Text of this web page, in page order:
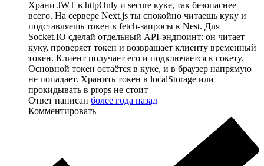
Храни JWT в httpOnly и secure куке, так безопаснее
всего. На сервере Next.js ты спокойно читаешь куку и
подставляешь токен в fetch-запросы к Nest. Для
Socket.IO сделай отдельный API-эндпоинт: он читает
куку, проверяет токен и возвращает клиенту временный
токен. Клиент получает его и подключается к сокету.
Основной токен остаётся в куке, и в браузер напрямую
не попадает. Хранить токен в localStorage или
прокидывать в props не стоит
Ответ написан более года назад
Комментировать